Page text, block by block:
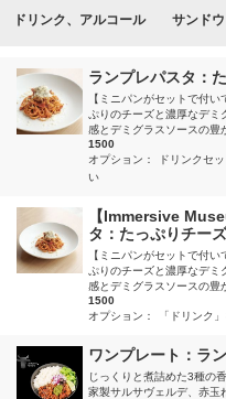
ドリンク、アルコール サンド
ランプレパスタ：
【ミニパンがセットで付
ぷりのチーズと濃厚なデ
感とデミグラスソースの豊
1500
オプション：
ドリンクセッ
い
【Immersive
タ：たっぷりチー
【ミニパンがセットで付
ぷりのチーズと濃厚なデ
感とデミグラスソースの豊
1500
オプション：
「ドリンク
ワンプレート：ラ
じっくりと煮詰めた3種の
家製サルサヴェルデ、赤玉